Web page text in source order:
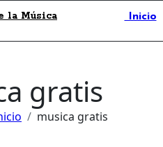
la Música Inicio
gratis
musica gratis